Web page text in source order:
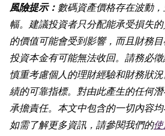
風險提示： 數碼資產價格存在波動
幅。建議投資者只分配能承受損失
的價值可能會受到影響，而且財務
投資本金有可能無法收回。請務必
慎重考慮個人的理財經驗和財務狀
績的可靠指標。對由此產生的任何
承擔責任。本文中包含的一切內容均
如需了解更多資訊，請參閱我們的